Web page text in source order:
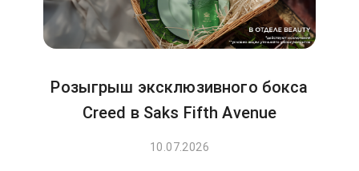
Розыгрыш эксклюзивного бокса
Creed в Saks Fifth Avenue
10.07.2026